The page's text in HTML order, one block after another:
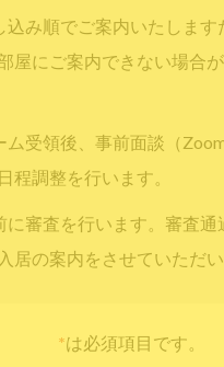
込み順でご案内いたします
屋にご案内できない場合
ム受領後、事前面談（
程調整を行います。
に審査を行います。審査通
居の案内をさせていただ
*は必須項目です。